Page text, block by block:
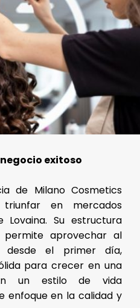
exitoso
de Milano Cosmetics
en mercados
Su estructura
aprovechar al
desde el primer día,
para crecer en una
un estilo de vida
enfoque en la calidad y